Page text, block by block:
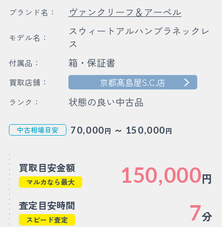
ブランド名： ヴァンクリーフ＆アーペル
モデル名：
スウィートアルハンブラネックレ
ス
付属品： 箱・保証書
買取店舗： 京都髙島屋S.C.店
ランク： 状態の良い中古品
中古相場目安 70,000円 ～ 150,000円
買取目安金額
マルカなら最大 150,000円
査定目安時間
スピード査定 7分